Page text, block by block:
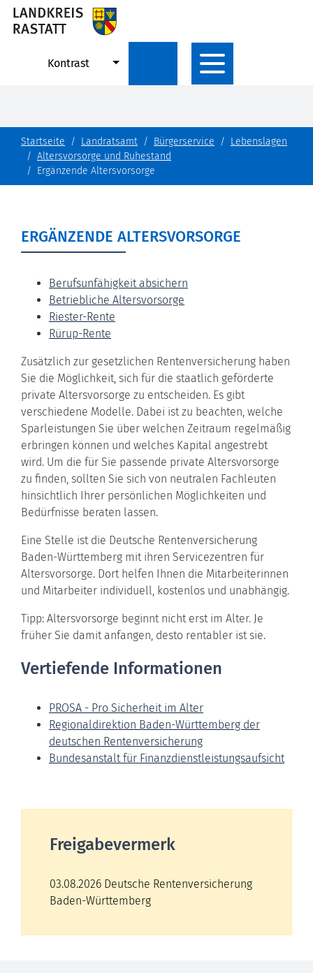
Kontrast
Startseite Landratsamt Bürgerservice
Lebenslagen
Altersvorsorge und Ruhestand
Ergänzende Altersvorsorge
ERGÄNZENDE ALTERSVORSORGE
Berufsunfähigkeit absichern
Betriebliche Altersvorsorge
Riester-Rente
Rürup-Rente
Zusätzlich zur gesetzlichen Rentenversicherung haben
Sie die Möglichkeit, sich für die staatlich geförderte
private Altersvorsorge zu entscheiden. Es gibt
verschiedene Modelle. Dabei ist zu beachten, welche
Sparleistungen Sie über welchen Zeitraum regelmäßig
erbringen können und welches Kapital angestrebt
wird. Um die für Sie passende private Altersvorsorge
zu finden, sollten Sie sich von neutralen Fachleuten
hinsichtlich Ihrer persönlichen Möglichkeiten und
Bedürfnisse beraten lassen.
Eine Stelle ist die Deutsche Rentenversicherung
Baden-Württemberg mit ihren Servicezentren für
Altersvorsorge. Dort helfen Ihnen die Mitarbeiterinnen
und Mitarbeiter individuell, kostenlos und unabhängig.
Tipp: Altersvorsorge beginnt nicht erst im Alter. Je
früher Sie damit anfangen, desto rentabler ist sie.
Vertiefende Informationen
PROSA - Pro Sicherheit im Alter
Regionaldirektion Baden-Württemberg der
deutschen Rentenversicherung
Bundesanstalt für Finanzdienstleistungsaufsicht
Freigabevermerk
03.08.2026 Deutsche Rentenversicherung
Baden-Württemberg